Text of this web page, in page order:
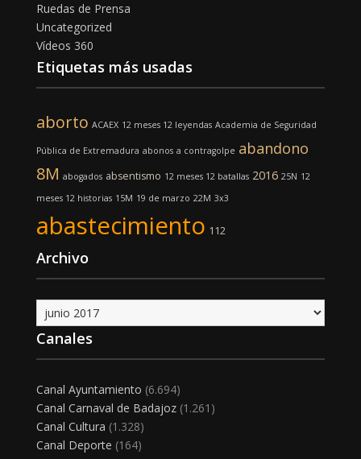
Ruedas de Prensa
Uncategorized
Vídeos 360
Etiquetas más usadas
aborto ACAEX 12 meses 12 leyendas Academia de Seguridad
Pública de Extremadura abonos a contragolpe abandono
8M abogados absentismo 12 meses 12 batallas 2016 25N 12
meses 12 historias 15M 19 de marzo 22M 3x3
abastecimiento 112
Archivo
Archivo
Canales
Canal Ayuntamiento (6.694)
Canal Carnaval de Badajoz(1.261)
Canal Cultura (1.328)
Canal Deporte (164)